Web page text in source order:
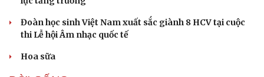
Đoàn học sinh Việt Nam xuất sắc giành 8 HCV tại cuộc
thi Lễ hội Âm nhạc quốc tế
Hoa sữa